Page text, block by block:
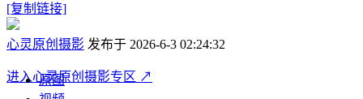
[复制链接]
心灵原创摄影 发布于 2026-6-3 02:24:32
进入心灵原创摄影专区 ↗
原图